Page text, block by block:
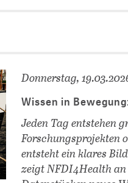
Donnerstag,
Wissen in
Jeden Tag entstehen
Forschungsprojekten
entsteht ein klares
zeigt NFDI4Health